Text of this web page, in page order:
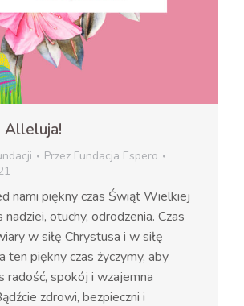
Alleluja!
Przez Fundacja Espero
nami piękny czas Świąt Wielkiej
nadziei, otuchy, odrodzenia. Czas
w siłę Chrystusa i w siłę
ten piękny czas życzymy, aby
radość, spokój i wzajemna
zdrowi, bezpieczni i